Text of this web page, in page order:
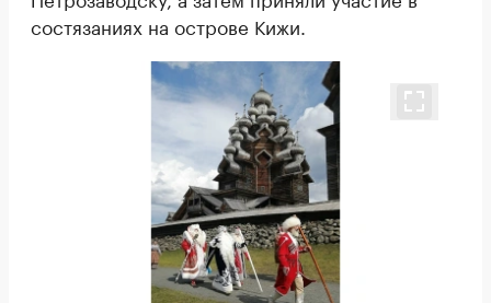
состязаниях на острове Кижи.